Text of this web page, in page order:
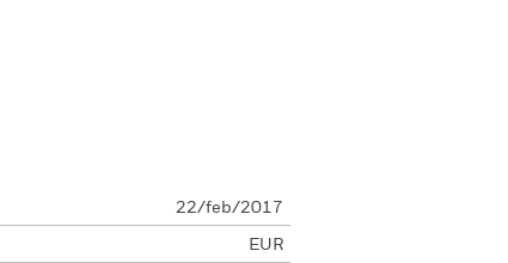
22/feb/2017
EUR